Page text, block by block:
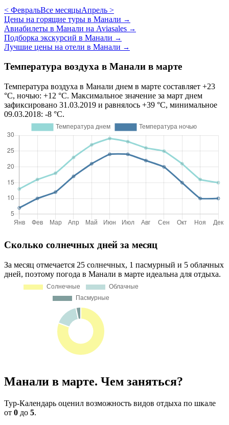
< ФевральВсе месяцыАпрель >
Цены на горящие туры в Манали →
Авиабилеты в Манали на Aviasales →
Подборка экскурсий в Манали →
Лучшие цены на отели в Манали →
Температура воздуха в Манали в марте
Температура воздуха в Манали днем в марте составляет +23
°C, ночью: +12 °C. Максимальное значение за март днем
зафиксировано 31.03.2019 и равнялось +39 °C, минимальное
09.03.2018: -8 °C.
Сколько солнечных дней за месяц
За месяц отмечается 25 солнечных, 1 пасмурный и 5 облачных
дней, поэтому погода в Манали в марте идеальна для отдыха.
Манали в марте. Чем заняться?
Тур-Календарь оценил возможность видов отдыха по шкале
от 0 до 5.